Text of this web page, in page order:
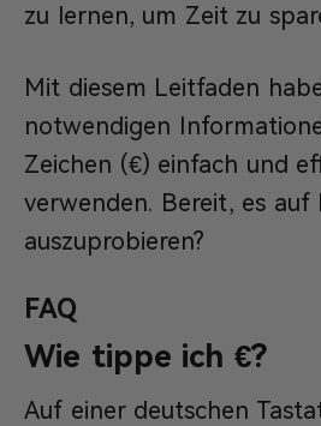
zu lernen, um Zeit zu
Mit diesem Leitfaden
notwendigen
Zeichen (€) einfach und
verwenden. Bereit, es auf
auszuprobieren?
FAQ
Wie tippe ich €?
Auf einer deutschen